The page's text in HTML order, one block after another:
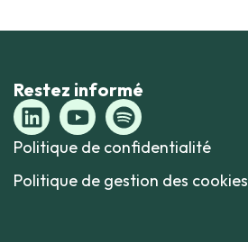
Restez informé
Politique de confidentialité
Politique de gestion des cookies